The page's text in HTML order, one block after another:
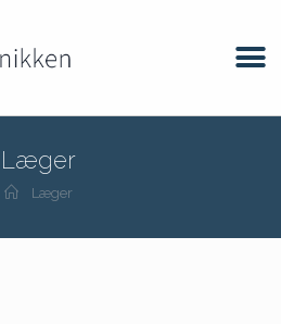
Læger
Læger